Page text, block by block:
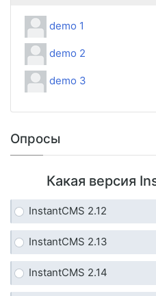
demo 1
demo 2
demo 3
Опросы
Какая версия
InstantCMS 2.12
InstantCMS 2.13
InstantCMS 2.14